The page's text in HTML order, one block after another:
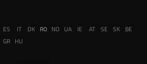
ES IT DK RO NO UA IE AT SE SK BE
GR HU